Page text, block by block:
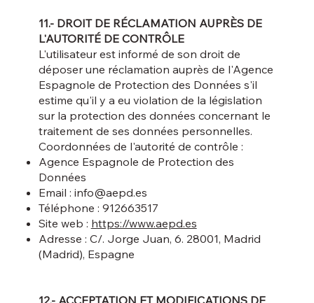
11.- DROIT DE RÉCLAMATION AUPRÈS DE
L'AUTORITÉ DE CONTRÔLE
L'utilisateur est informé de son droit de
déposer une réclamation auprès de l'Agence
Espagnole de Protection des Données s'il
estime qu'il y a eu violation de la législation
sur la protection des données concernant le
traitement de ses données personnelles.
Coordonnées de l'autorité de contrôle :
Agence Espagnole de Protection des
Données
Email : info@aepd.es
Téléphone : 912663517
Site web : https://www.aepd.es
Adresse : C/. Jorge Juan, 6. 28001, Madrid
(Madrid), Espagne
12.- ACCEPTATION ET MODIFICATIONS DE